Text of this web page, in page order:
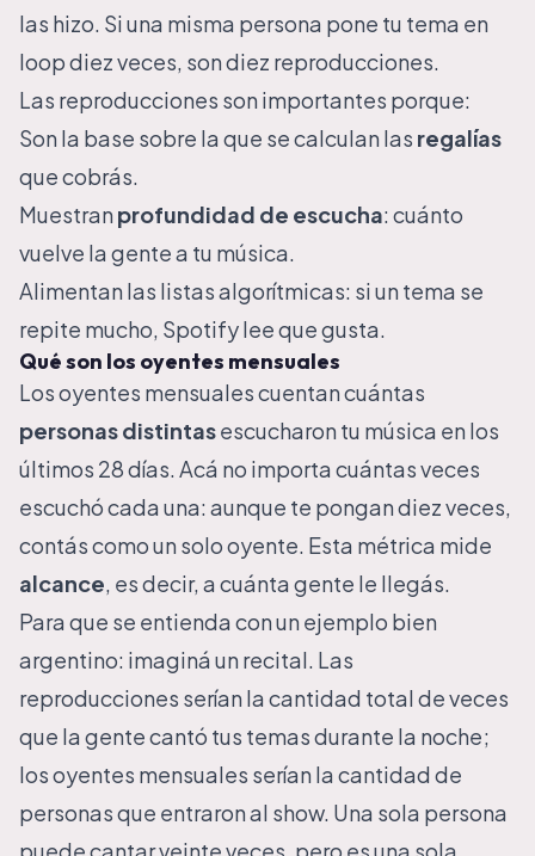
las hizo. Si una misma persona pone tu tema en
loop diez veces, son diez reproducciones.
Las reproducciones son importantes porque:
Son la base sobre la que se calculan las regalías
que cobrás.
Muestranprofundidad de escucha: cuánto
vuelve la gente a tu música.
Alimentan las listas algorítmicas: si un tema se
repite mucho, Spotify lee que gusta.
Qué son los oyentes mensuales
Los oyentes mensuales cuentan cuántas
personas distintasescucharon tu música en los
últimos 28 días. Acá no importa cuántas veces
escuchó cada una: aunque te pongan diez veces,
contás como un solo oyente. Esta métrica mide
alcance, es decir, a cuánta gente le llegás.
Para que se entienda con un ejemplo bien
argentino: imaginá un recital. Las
reproducciones serían la cantidad total de veces
que la gente cantó tus temas durante la noche;
los oyentes mensuales serían la cantidad de
personas que entraron al show. Una sola persona